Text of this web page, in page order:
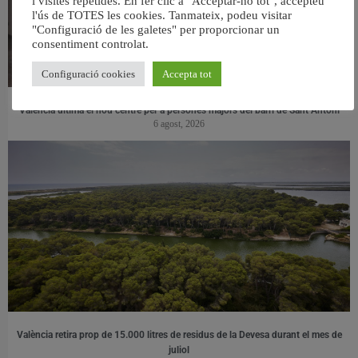
València ultima el nou centre per a persones majors del barri de Sant Antoni
6 agost, 2026
València retira prop de 15.000 litres de residus de la Devesa durant el mes de
juliol
l'ús de TOTES les cookies. Tanmateix, podeu visitar
"Configuració de les galetes" per proporcionar un
consentiment controlat.
Configuració cookies Accepta tot